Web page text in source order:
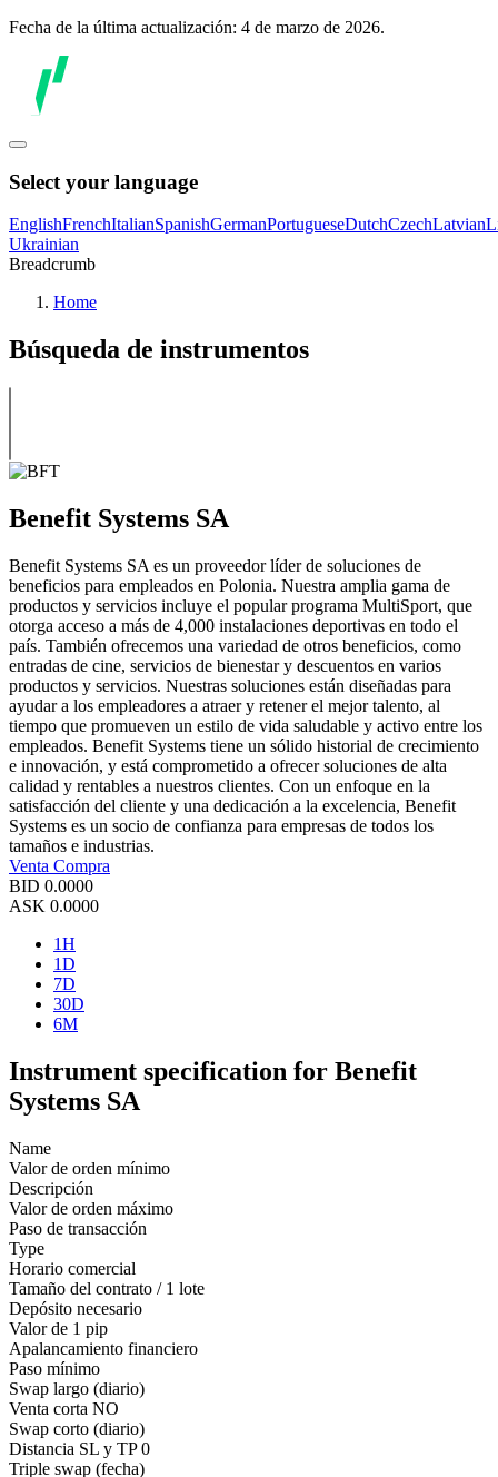
Fecha de la última actualización: 4 de marzo de 2026.
Select your language
EnglishFrenchItalianSpanishGermanPortugueseDutchCzechLatvian
Ukrainian
Breadcrumb
Home
Búsqueda de instrumentos
Benefit Systems SA
Benefit Systems SA es un proveedor líder de soluciones de
beneficios para empleados en Polonia. Nuestra amplia gama de
productos y servicios incluye el popular programa MultiSport, que
otorga acceso a más de 4,000 instalaciones deportivas en todo el
país. También ofrecemos una variedad de otros beneficios, como
entradas de cine, servicios de bienestar y descuentos en varios
productos y servicios. Nuestras soluciones están diseñadas para
ayudar a los empleadores a atraer y retener el mejor talento, al
tiempo que promueven un estilo de vida saludable y activo entre los
empleados. Benefit Systems tiene un sólido historial de crecimiento
e innovación, y está comprometido a ofrecer soluciones de alta
calidad y rentables a nuestros clientes. Con un enfoque en la
satisfacción del cliente y una dedicación a la excelencia, Benefit
Systems es un socio de confianza para empresas de todos los
tamaños e industrias.
Venta Compra
BID 0.0000
ASK 0.0000
1H
1D
7D
30D
6M
Instrument specification for Benefit
Systems SA
Name
Valor de orden mínimo
Descripción
Valor de orden máximo
Paso de transacción
Type
Horario comercial
Tamaño del contrato / 1 lote
Depósito necesario
Valor de 1 pip
Apalancamiento financiero
Paso mínimo
Swap largo (diario)
Venta corta NO
Swap corto (diario)
Distancia SL y TP 0
Triple swap (fecha)